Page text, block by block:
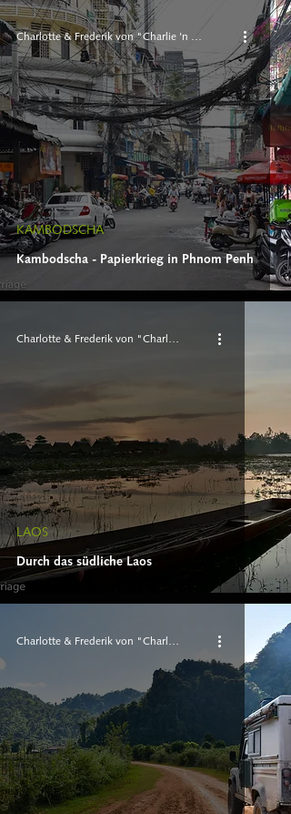
Kambodscha - Papierkrieg in Phnom Penh
KAMBODSCHA
Charlotte & Frederik von "Charlie 'n Rik"
Durch das südliche Laos
LAOS
Charlotte & Frederik von "Charlie 'n Rik"
Charlotte & Frederik von "Charlie 'n Rik"